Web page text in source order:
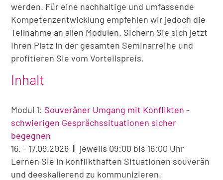
werden. Für eine nachhaltige und umfassende
Kompetenzentwicklung empfehlen wir jedoch die
Teilnahme an allen Modulen. Sichern Sie sich jetzt
Ihren Platz in der gesamten Seminarreihe und
profitieren Sie vom Vorteilspreis.
Inhalt
Modul 1: Souveräner Umgang mit Konflikten -
schwierigen Gesprächssituationen sicher
begegnen
16. - 17.09.2026 || jeweils 09:00 bis 16:00 Uhr
Lernen Sie in konflikthaften Situationen souverän
und deeskalierend zu kommunizieren.